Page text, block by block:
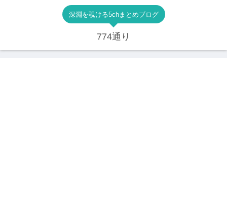
深淵を覗ける5chまとめブログ
774通り